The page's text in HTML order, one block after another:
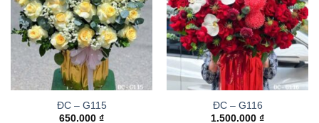
ĐC – G115
650.000 ₫
ĐC – G116
1.500.000 ₫